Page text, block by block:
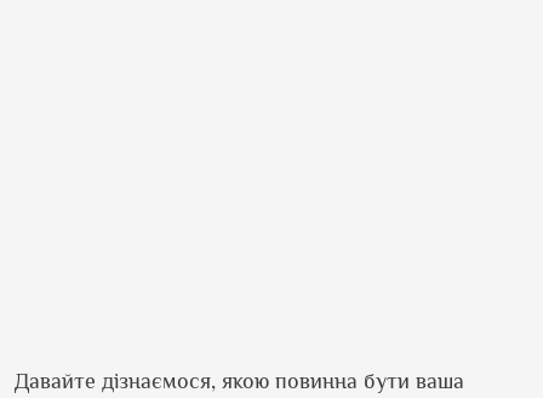
Давайте дізнаємося, якою повинна бути ваша